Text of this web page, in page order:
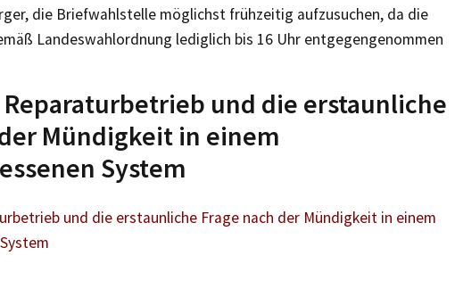
die Briefwahlstelle möglichst frühzeitig aufzusuchen, da die
Landeswahlordnung lediglich bis 16 Uhr entgegengenommen
und die erstaunliche
Mündigkeit in einem
System
und die erstaunliche Frage nach der Mündigkeit in einem